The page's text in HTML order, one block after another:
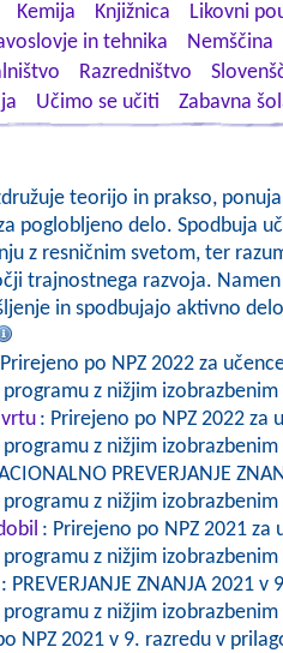
Kemija Knjižnica Likovni
in tehnika Nemščina
Razredništvo
Učimo se učiti Zabavna
teorijo in prakso,
poglobljeno delo. Spodbuja
z resničnim svetom, ter
trajnostnega razvoja.
in spodbujajo aktivno
po NPZ 2022 za
z nižjim
: Prirejeno po NPZ 2022 za
z nižjim
PREVERJANJE
z nižjim
: Prirejeno po NPZ 2021 za
z nižjim
: PREVERJANJE ZNANJA 2021 v
z nižjim
NPZ 2021 v 9. razredu v